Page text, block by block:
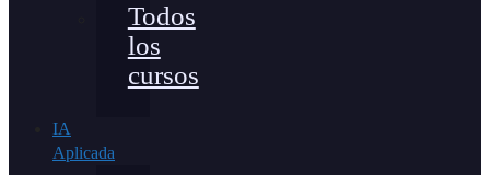
Todos
los
cursos
IA
Aplicada